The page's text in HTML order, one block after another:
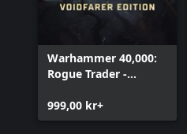
Warhammer 40,000:
Rogue Trader -
999,00 kr+